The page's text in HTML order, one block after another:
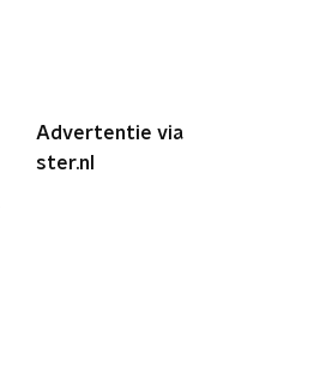
Advertentie via
ster.nl